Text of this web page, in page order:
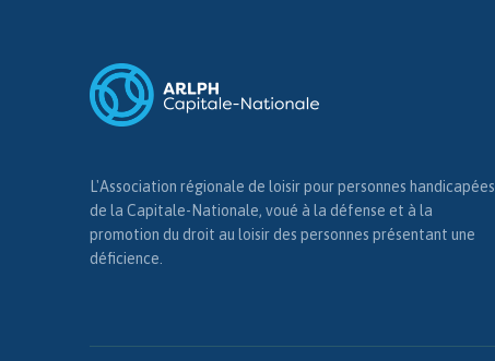
L'Association régionale de loisir pour personnes handicapées
de la Capitale-Nationale, voué à la défense et à la
promotion du droit au loisir des personnes présentant une
déficience.